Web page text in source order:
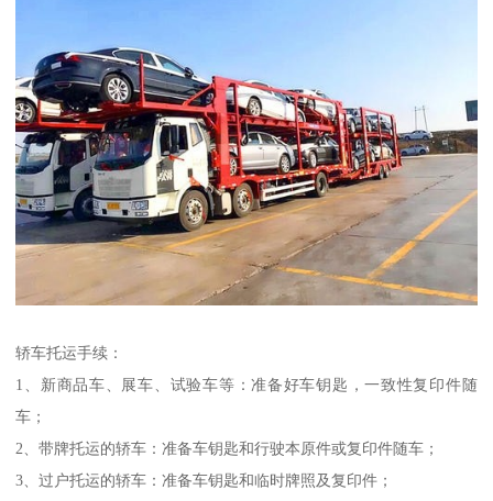
轿车托运手续：
1、新商品车、展车、试验车等：准备好车钥匙，一致性复印件随
车；
2、带牌托运的轿车：准备车钥匙和行驶本原件或复印件随车；
3、过户托运的轿车：准备车钥匙和临时牌照及复印件；